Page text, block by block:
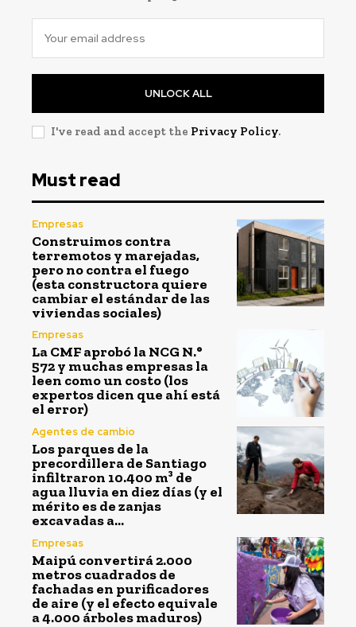
UNLOCK ALL
I've read and accept the Privacy Policy.
Must read
Empresas
Construimos contra
terremotos y marejadas,
pero no contra el fuego
(esta constructora quiere
cambiar el estándar de las
viviendas sociales)
Empresas
La CMF aprobó la NCG N.°
572 y muchas empresas la
leen como un costo (los
expertos dicen que ahí está
el error)
Agentes de cambio
Los parques de la
precordillera de Santiago
infiltraron 10.400 m³ de
agua lluvia en diez días (y el
mérito es de zanjas
excavadas a...
Empresas
Maipú convertirá 2.000
metros cuadrados de
fachadas en purificadores
de aire (y el efecto equivale
a 4.000 árboles maduros)